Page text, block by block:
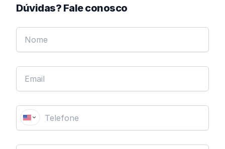
Dúvidas? Fale conosco